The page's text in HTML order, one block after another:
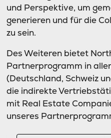
und Perspektive, um
generieren und für die
zu sein.
Des Weiteren bietet
Partnerprogramm in
(Deutschland, Schweiz
die indirekte
mit Real Estate
unseres